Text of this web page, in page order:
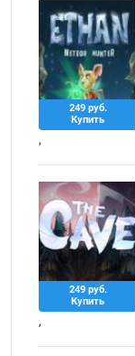
249 руб.
Купить
,
249 руб.
Купить
,